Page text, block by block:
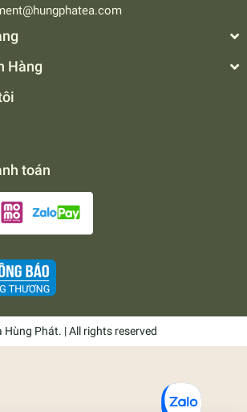
Hàng
toán
Phát. | All rights reserved